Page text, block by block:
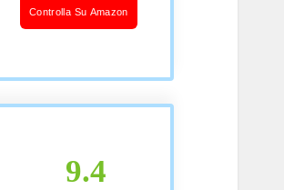
Controlla Su Amazon
9.4